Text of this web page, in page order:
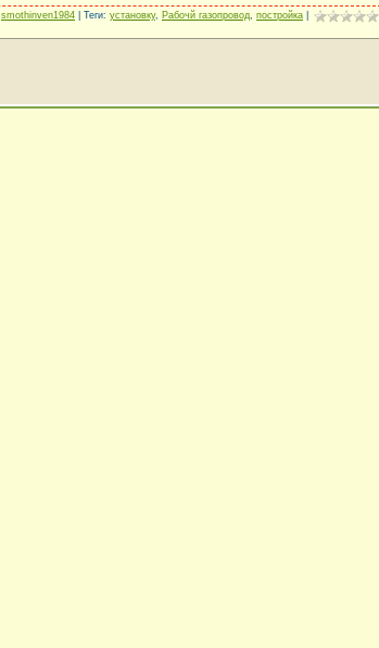
smothinven1984 Теги: установку, Рабочй газопровод постройка